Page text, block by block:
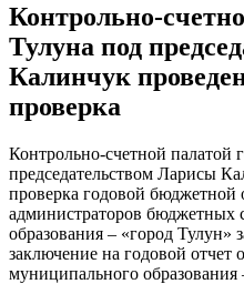
Контрольно-
Тулуна под
Калинчук
проверка
Контрольно-счетной палатой
председательством Ларисы
проверка годовой бюджетной
администраторов бюджетных
образования – «город Тулун»
заключение на годовой
муниципального образования